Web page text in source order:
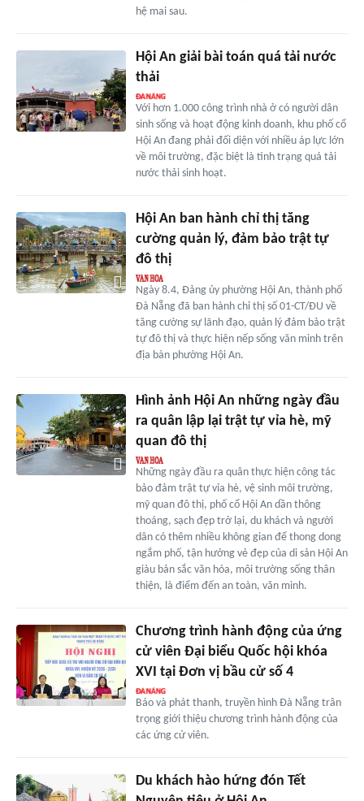
hệ mai sau.
Hội An giải bài toán quá tải nước
thải
Với hơn 1.000 công trình nhà ở có người dân
sinh sống và hoạt động kinh doanh, khu phố cổ
Hội An đang phải đối diện với nhiều áp lực lớn
về môi trường, đặc biệt là tình trạng quá tải
nước thải sinh hoạt.
Hội An ban hành chỉ thị tăng
cường quản lý, đảm bảo trật tự
đô thị
Ngày 8.4, Đảng ủy phường Hội An, thành phố
Đà Nẵng đã ban hành chỉ thị số 01-CT/ĐU về
tăng cường sự lãnh đạo, quản lý đảm bảo trật
tự đô thị và thực hiện nếp sống văn minh trên
địa bàn phường Hội An.
Hình ảnh Hội An những ngày đầu
ra quân lập lại trật tự vỉa hè, mỹ
quan đô thị
Những ngày đầu ra quân thực hiện công tác
bảo đảm trật tự vỉa hè, vệ sinh môi trường,
mỹ quan đô thị, phố cổ Hội An dần thông
thoáng, sạch đẹp trở lại, du khách và người
dân có thêm nhiều không gian để thong dong
ngắm phố, tận hưởng vẻ đẹp của di sản Hội An
giàu bản sắc văn hóa, môi trường sống thân
thiện, là điểm đến an toàn, văn minh.
Chương trình hành động của ứng
cử viên Đại biểu Quốc hội khóa
XVI tại Đơn vị bầu cử số 4
Báo và phát thanh, truyền hình Đà Nẵng trân
trọng giới thiệu chương trình hành động của
các ứng cử viên.
Du khách hào hứng đón Tết